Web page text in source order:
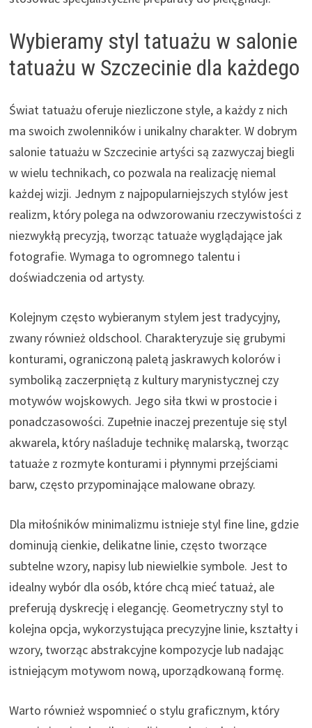
Wybieramy styl tatuażu w salonie
tatuażu w Szczecinie dla każdego
Świat tatuażu oferuje niezliczone style, a każdy z nich
ma swoich zwolenników i unikalny charakter. W dobrym
salonie tatuażu w Szczecinie artyści są zazwyczaj biegli
w wielu technikach, co pozwala na realizację niemal
każdej wizji. Jednym z najpopularniejszych stylów jest
realizm, który polega na odwzorowaniu rzeczywistości z
niezwykłą precyzją, tworząc tatuaże wyglądające jak
fotografie. Wymaga to ogromnego talentu i
doświadczenia od artysty.
Kolejnym często wybieranym stylem jest tradycyjny,
zwany również oldschool. Charakteryzuje się grubymi
konturami, ograniczoną paletą jaskrawych kolorów i
symboliką zaczerpniętą z kultury marynistycznej czy
motywów wojskowych. Jego siła tkwi w prostocie i
ponadczasowości. Zupełnie inaczej prezentuje się styl
akwarela, który naśladuje technikę malarską, tworząc
tatuaże z rozmyte konturami i płynnymi przejściami
barw, często przypominające malowane obrazy.
Dla miłośników minimalizmu istnieje styl fine line, gdzie
dominują cienkie, delikatne linie, często tworzące
subtelne wzory, napisy lub niewielkie symbole. Jest to
idealny wybór dla osób, które chcą mieć tatuaż, ale
preferują dyskrecję i elegancję. Geometryczny styl to
kolejna opcja, wykorzystująca precyzyjne linie, kształty i
wzory, tworząc abstrakcyjne kompozycje lub nadając
istniejącym motywom nową, uporządkowaną formę.
Warto również wspomnieć o stylu graficznym, który